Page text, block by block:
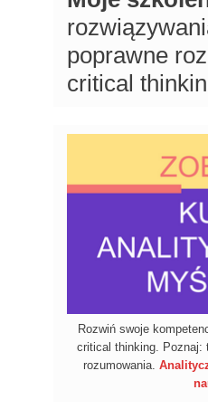
poprawne
critical
Rozwiń swoje
critical thinking. Poznaj:
rozumowania.